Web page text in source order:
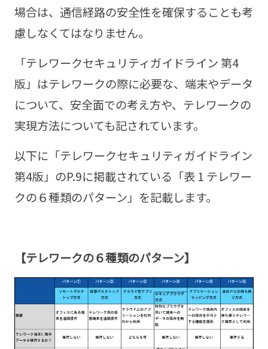
場合は、通信経路の安全性を確保することも考
慮しなくてはなりません。
「テレワークセキュリティガイドライン 第4
版」はテレワークの際に必要な、端末やデータ
について、安全面での考え方や、テレワークの
実現方法についても記されています。
以下に「テレワークセキュリティガイドライン
第4版」のP.9に掲載されている「表 1 テレワー
クの６種類のパターン」を記載します。
【テレワークの６種類のパターン】